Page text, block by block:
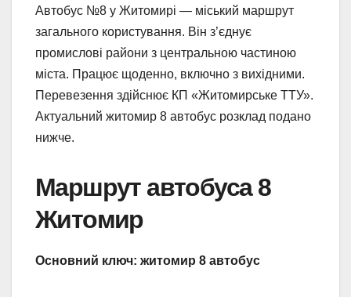
Автобус №8 у Житомирі — міський маршрут
загального користування. Він з’єднує
промислові райони з центральною частиною
міста. Працює щоденно, включно з вихідними.
Перевезення здійснює КП «Житомирське ТТУ».
Актуальний житомир 8 автобус розклад подано
нижче.
Маршрут автобуса 8
Житомир
Основний ключ: житомир 8 автобус